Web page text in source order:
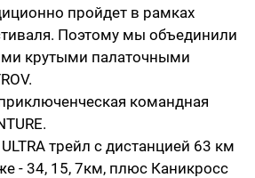
пройдет в рамках
Поэтому мы объединили
крутыми палаточными
командная
трейл с дистанцией 63 км
- 34, 15, 7км, плюс Каникросс